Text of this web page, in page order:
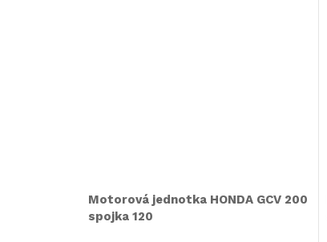
Motorová jednotka HONDA GCV 200
spojka 120